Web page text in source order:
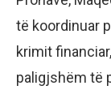
të koordinuar
krimit
paligjshëm të